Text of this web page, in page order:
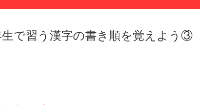
生で習う漢字の書き順を覚えよう③